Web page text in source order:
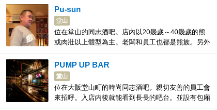
Pu-sun
堂山
位在堂山的同志酒吧。店內以20幾歲～40幾歲的熊
或肉壯以上體型為主。老闆和員工也都是熊族。另外
PUMP UP BAR
堂山
位在大阪堂山町的時尚同志酒吧。親切友善的員工會
來招呼。入店内後就能看到長長的吧台。並設有包廂